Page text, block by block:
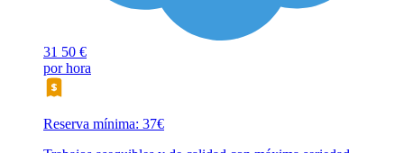
31 50 €
por hora
Reserva mínima: 37€